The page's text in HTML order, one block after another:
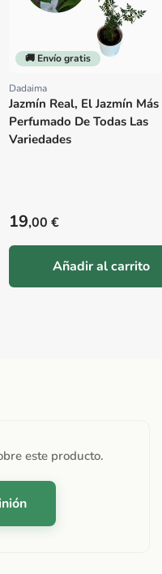
🚚 Envío gratis
Proveedor:
Dadaima
Jazmín Real, El Jazmín Más
Perfumado De Todas Las
Variedades
Precio habitual
19,00 €
Añadir al carrito
este producto.